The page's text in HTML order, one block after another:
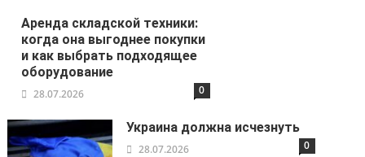
Аренда складской техники:
когда она выгоднее покупки
и как выбрать подходящее
оборудование
28.07.2026 0
Украина должна исчезнуть
28.07.2026 0